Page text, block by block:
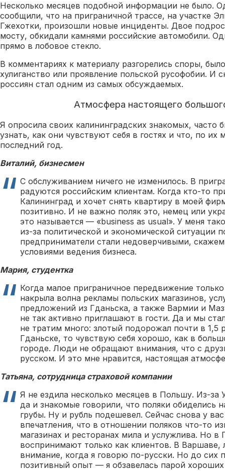
Несколько месяцев подобной информации не было.
сообщили, что на приграничной трассе, на участке
Гжехотки, произошли новые инциденты. Двое
мосту, обкидали камнями российские автомобили.
прямо в лобовое стекло.
В комментариях к материалу разгорелись споры,
хулиганство или проявление польской русофобии. И
россиян стал одним из самых обсуждаемых.
Атмосфера настоящего
Я опросила своих калининградских знакомых,
узнать, как они чувствуют себя в гостях и что, по их
последний год.
Виталий, бизнесмен
С обслуживанием ничего не изменилось. В
радуются российским клиентам. Когда кто-то
Калининград и хочет снять квартиру в моей
позитивно. И не важно поляк это, немец или
это называется — «business as usual». У меня
из-за политической и экономической ситуации
предприниматели стали недоверчивыми,
условиями ведения бизнеса.
Мария, студентка
Когда малое приграничное передвижение
накрыла волна рекламы польских магазинов,
предложений из Гданьска, а также Вармии и
не так активно приглашают в гости. Да и мы
не тратим много: злотый подорожал почти в 1,5
Гданьске, то чувствую себя хорошо, как в
городе. Люди не обращают внимания, что с
русском. И это мне нравится, настоящая
Татьяна, сотрудница страховой компании
Я не ездила несколько месяцев в Польшу. Из-
да и знакомые говорили, что поляки обиделись
грубы. Ну и рубль подешевел. Сейчас снова у
впечатления, что в отношении поляков что-то
магазинах и ресторанах мила и услужлива. Но в
воспринимают только как клиентов. В
внимание, когда я говорю по-русски. Но до сих
позитивный опыт — я обзавелась парой